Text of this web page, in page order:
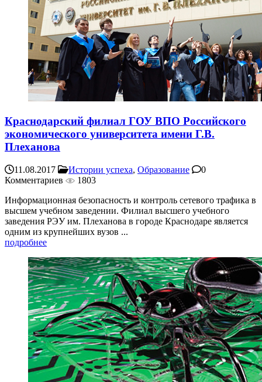
Краснодарский филиал ГОУ ВПО Российского
экономического университета имени Г.В.
Плеханова
11.08.2017 Истории успеха, Образование
0
Комментариев
1803
Информационная безопасность и контроль сетевого трафика в
высшем учебном заведении. Филиал высшего учебного
заведения РЭУ им. Плеханова в городе Краснодаре является
одним из крупнейших вузов ...
подробнее